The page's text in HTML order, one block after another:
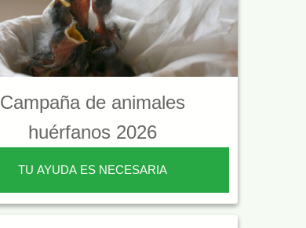
Campaña de animales
huérfanos 2026
TU AYUDA ES NECESARIA